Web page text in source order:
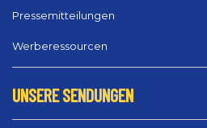
Pressemitteilungen
Werberessourcen
UNSERE SENDUNGEN